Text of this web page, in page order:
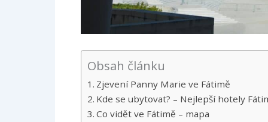
Obsah článku
Zjevení Panny Marie ve Fátimě
Kde se ubytovat? – Nejlepší hotely
Co vidět ve Fátimě – mapa